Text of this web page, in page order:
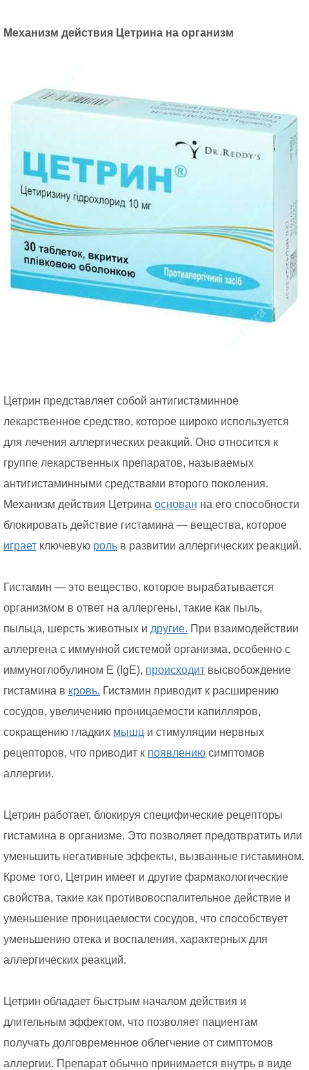
Механизм действия Цетрина на организм
Цетрин представляет собой антигистаминное
лекарственное средство, которое широко используется
для лечения аллергических реакций. Оно относится к
группе лекарственных препаратов, называемых
антигистаминными средствами второго поколения.
Механизм действия Цетрина основан на его способности
блокировать действие гистамина — вещества, которое
играет ключевую роль в развитии аллергических реакций.
Гистамин — это вещество, которое вырабатывается
организмом в ответ на аллергены, такие как пыль,
пыльца, шерсть животных и другие. При взаимодействии
аллергена с иммунной системой организма, особенно с
иммуноглобулином E (IgE), происходит высвобождение
гистамина в кровь. Гистамин приводит к расширению
сосудов, увеличению проницаемости капилляров,
сокращению гладких мышц и стимуляции нервных
рецепторов, что приводит к появлению симптомов
аллергии.
Цетрин работает, блокируя специфические рецепторы
гистамина в организме. Это позволяет предотвратить или
уменьшить негативные эффекты, вызванные гистамином.
Кроме того, Цетрин имеет и другие фармакологические
свойства, такие как противовоспалительное действие и
уменьшение проницаемости сосудов, что способствует
уменьшению отека и воспаления, характерных для
аллергических реакций.
Цетрин обладает быстрым началом действия и
длительным эффектом, что позволяет пациентам
получать долговременное облегчение от симптомов
аллергии. Препарат обычно принимается внутрь в виде